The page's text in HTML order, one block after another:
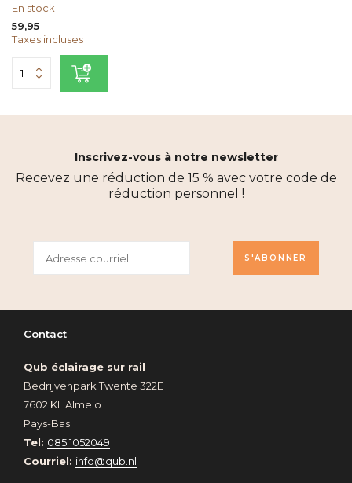
En stock
59,95
Taxes incluses
Inscrivez-vous à notre newsletter
Recevez une réduction de 15 % avec votre code de
réduction personnel !
S'ABONNER
Contact
Qub éclairage sur rail
Bedrijvenpark Twente 322E
7602 KL Almelo
Pays-Bas
Tel: 085 1052049
Courriel: info@qub.nl